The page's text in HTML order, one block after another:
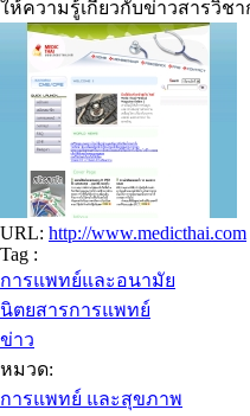
ให้ความรู้เกี่ยวกับข่าวสารวิช
URL: http://www.medicthai.com
Tag :
การแพทย์และอนามัย
นิตยสารการแพทย์
ข่าว
หมวด:
การแพทย์ และสุขภาพ